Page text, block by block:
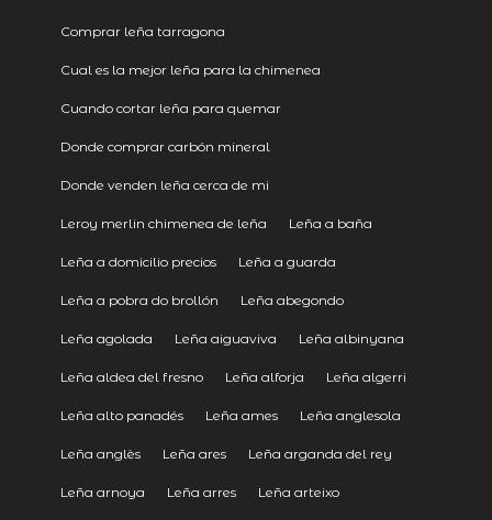
Comprar leña tarragona
Cual es la mejor leña para la chimenea
Cuando cortar leña para quemar
Donde comprar carbón mineral
Donde venden leña cerca de mi
Leroy merlin chimenea de leña Leña a baña
Leña a domicilio precios Leña a guarda
Leña a pobra do brollón Leña abegondo
Leña agolada Leña aiguaviva Leña albinyana
Leña aldea del fresno Leña alforja Leña algerri
Leña alto panadés Leña ames Leña anglesola
Leña anglès Leña ares Leña arganda del rey
Leña arnoya Leña arres Leña arteixo